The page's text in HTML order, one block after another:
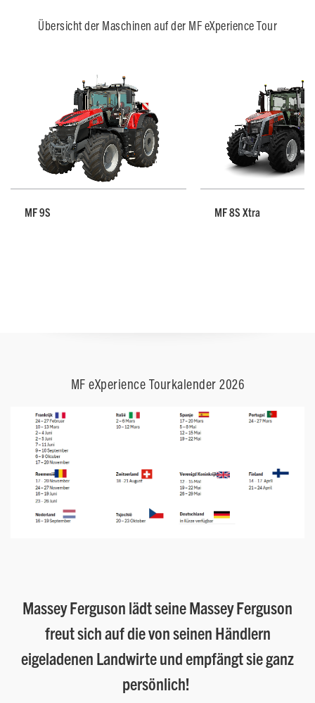
Übersicht der Maschinen auf der MF eXperience Tour
MF 9S MF 8S Xtra
MF eXperience Tourkalender 2026
Massey Ferguson lädt seine Massey Ferguson
freut sich auf die von seinen Händlern
eigeladenen Landwirte und empfängt sie ganz
persönlich!